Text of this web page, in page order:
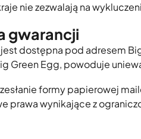
nie zezwalają na
gwarancji
dostępna pod adresem
Green Egg, powoduje
formy papierowej
prawa wynikające z